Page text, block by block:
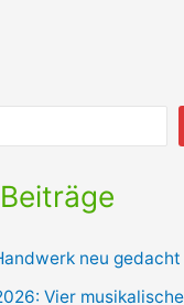
neu gedacht
Vier